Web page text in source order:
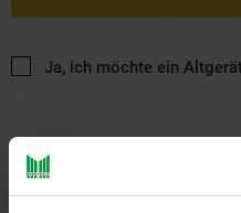
Ja, ich möchte ein